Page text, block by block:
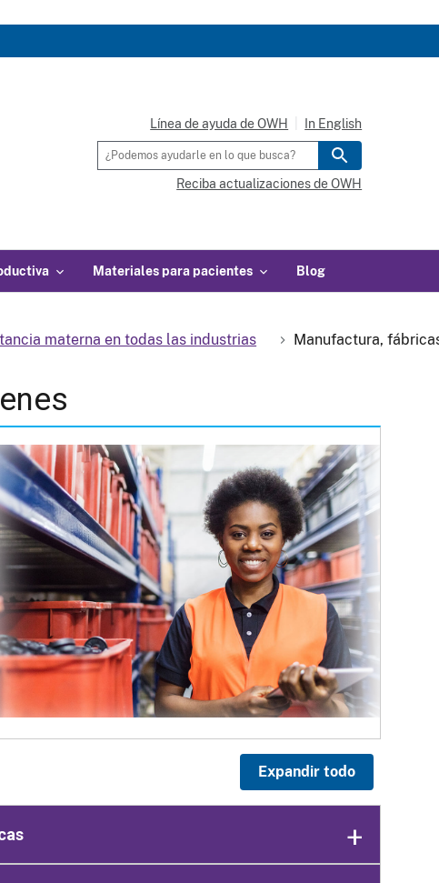
Materiales para pacientes Blog
Línea de ayuda de OWH In English
Reciba actualizaciones de OWH
materna en todas las industrias Manufactura,
Expandir todo